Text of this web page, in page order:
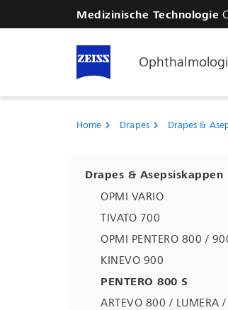
Medizinische Technologie
Home chevron_right Drapeschevron_right Drapes &
Drapes & Asepsiskappen
OPMI VARIO
TIVATO 700
OPMI PENTERO 800 /
KINEVO 900
PENTERO 800 S
ARTEVO 800 / LUMERA /